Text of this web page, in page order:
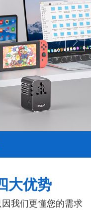
大优势
我们更懂您的需求